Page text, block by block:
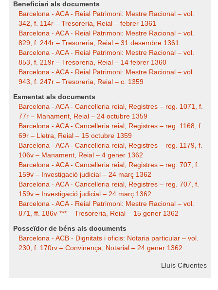
Beneficiari als documents
Barcelona - ACA - Reial Patrimoni: Mestre Racional – vol.
342, f. 114r – Tresoreria, Reial – febrer 1361
Barcelona - ACA - Reial Patrimoni: Mestre Racional – vol.
829, f. 244r – Tresoreria, Reial – 31 desembre 1361
Barcelona - ACA - Reial Patrimoni: Mestre Racional – vol.
853, f. 219r – Tresoreria, Reial – 14 febrer 1360
Barcelona - ACA - Reial Patrimoni: Mestre Racional – vol.
943, f. 247r – Tresoreria, Reial – c. 1359
Esmentat als documents
Barcelona - ACA - Cancelleria reial, Registres – reg. 1071, f.
77r – Manament, Reial – 24 octubre 1359
Barcelona - ACA - Cancelleria reial, Registres – reg. 1168, f.
69r – Lletra, Reial – 15 octubre 1359
Barcelona - ACA - Cancelleria reial, Registres – reg. 1179, f.
106v – Manament, Reial – 4 gener 1362
Barcelona - ACA - Cancelleria reial, Registres – reg. 707, f.
159v – Investigació judicial – 24 març 1362
Barcelona - ACA - Cancelleria reial, Registres – reg. 707, f.
159v – Investigació judicial – 24 març 1362
Barcelona - ACA - Reial Patrimoni: Mestre Racional – vol.
871, ff. 186v-*** – Tresoreria, Reial – 15 gener 1362
Posseïdor de béns als documents
Barcelona - ACB - Dignitats i oficis: Notaria particular – vol.
230, f. 170rv – Convinença, Notarial – 24 gener 1362
Lluís Cifuentes